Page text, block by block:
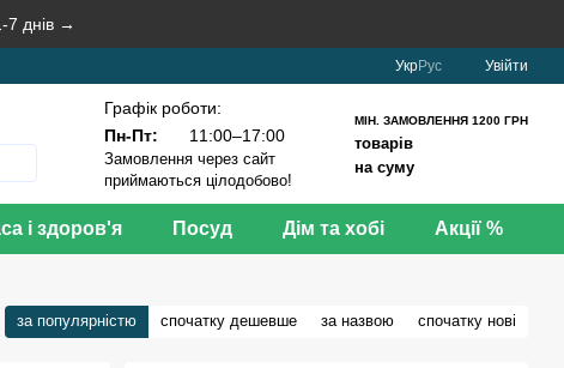
7 днів →
УкрРус Увійти
Графік роботи:
Пн-Пт:
11:00–17:00
Замовлення через сайт
приймаються цілодобово!
МІН. ЗАМОВЛЕННЯ 1200 ГРН
товарів
на суму
і здоров'я Посуд Дім та хобі Акції %
за популярністю спочатку дешевше за назвою спочатку нові